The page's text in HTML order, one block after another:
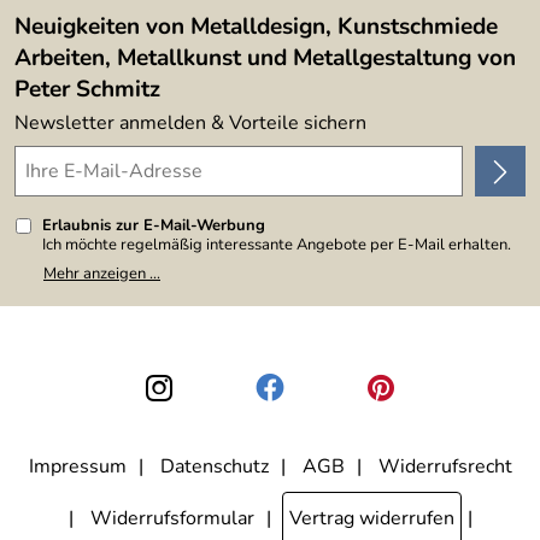
Neuigkeiten von Metalldesign, Kunstschmiede
Arbeiten, Metallkunst und Metallgestaltung von
Peter Schmitz
Newsletter anmelden & Vorteile sichern
Erlaubnis zur E-Mail-Werbung
Ich möchte regelmäßig interessante Angebote per E-Mail erhalten.
Meine E-Mail-Adresse wird nicht an andere Unternehmen
weitergegeben. Zu statistischen Zwecken wird in anonymer Form
den Link "Abmelden" am Ende des Newsletters anklicke. Die
Datenschutzerklärung
habe ich zur Kenntnis genommen.
Mehr anzeigen ...
Impressum Datenschutz AGB
Widerrufsrecht
Widerrufsformular
Vertrag widerrufen